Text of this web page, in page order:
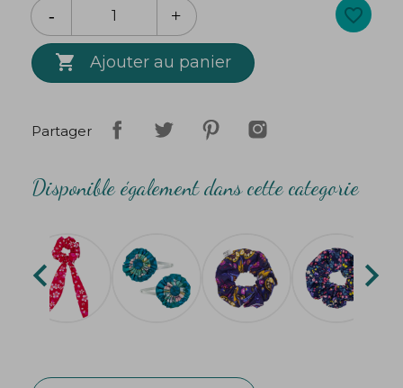
longueur du ruban : 56 cm environ / 23 cm lorsqu'
il est attaché au chouchou
Création Bibop &Lula
 Ajouter au panier
favorite_border
Partager
Disponible également dans cette categorie
 